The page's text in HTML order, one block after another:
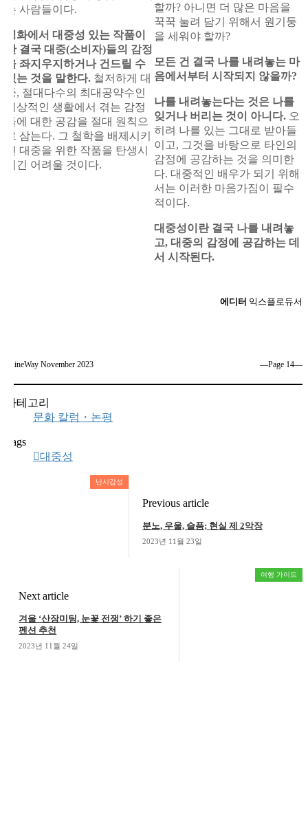
는 사람들이다.
영화에서 대중성 있는 작품이
란 결국 대중(소비자)들의 감정
을 좌지우지하거나 건드릴 수
있는 것을 말한다. 철저하게 대
중, 절대다수의 최대공약수인
일상적인 생활에서 겪는 감정
들에 대한 공감을 절대 원칙으
로 삼는다. 그 철학을 배제시키
면 대중을 위한 작품을 탄생시
키긴 어려울 것이다.
할까? 아니면 더 많은 마음을
꾹꾹 눌려 담기 위해서 원기둥
을 세워야 할까?
모든 건 결국 나를 내려놓는 마
음에서부터 시작되지 않을까?
나를 내려놓는다는 것은 나를
잊거나 버리는 것이 아니다. 오
히려 나를 있는 그대로 받아들
이고, 그것을 바탕으로 타인의
감정에 공감하는 것을 의미한
다. 대중적인 배우가 되기 위해
서는 이러한 마음가짐이 필수
적이다.
대중성이란 결국 나를 내려놓
고, 대중의 감정에 공감하는 데
서 시작된다.
에디터 익스플로듀서
ShineWay November 2023 ―Page 14―
카테고리
문화 칼럼・논평
Tags
대중성
난시감성
Previous article
분노, 우울, 슬픔; 현실 제 2악장
2023년 11월 23일
여행 가이드
Next article
겨울 ‘산장미팅, 눈꽃 전쟁’ 하기 좋은
펜션 추천
2023년 11월 24일